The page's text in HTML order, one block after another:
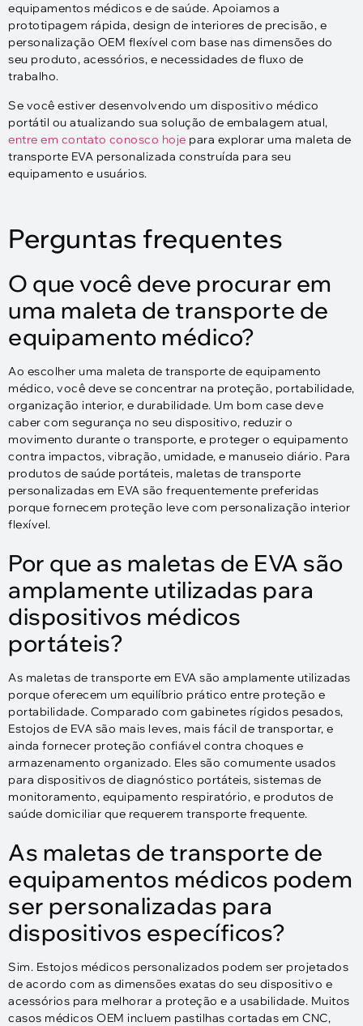
equipamentos médicos e de saúde. Apoiamos a
prototipagem rápida, design de interiores de precisão, e
personalização OEM flexível com base nas dimensões do
seu produto, acessórios, e necessidades de fluxo de
trabalho.
Se você estiver desenvolvendo um dispositivo médico
portátil ou atualizando sua solução de embalagem atual,
entre em contato conosco hoje para explorar uma maleta de
transporte EVA personalizada construída para seu
equipamento e usuários.
Perguntas frequentes
O que você deve procurar em
uma maleta de transporte de
equipamento médico?
Ao escolher uma maleta de transporte de equipamento
médico, você deve se concentrar na proteção, portabilidade,
organização interior, e durabilidade. Um bom case deve
caber com segurança no seu dispositivo, reduzir o
movimento durante o transporte, e proteger o equipamento
contra impactos, vibração, umidade, e manuseio diário. Para
produtos de saúde portáteis, maletas de transporte
personalizadas em EVA são frequentemente preferidas
porque fornecem proteção leve com personalização interior
flexível.
Por que as maletas de EVA são
amplamente utilizadas para
dispositivos médicos
portáteis?
As maletas de transporte em EVA são amplamente utilizadas
porque oferecem um equilíbrio prático entre proteção e
portabilidade. Comparado com gabinetes rígidos pesados,
Estojos de EVA são mais leves, mais fácil de transportar, e
ainda fornecer proteção confiável contra choques e
armazenamento organizado. Eles são comumente usados ​​
para dispositivos de diagnóstico portáteis, sistemas de
monitoramento, equipamento respiratório, e produtos de
saúde domiciliar que requerem transporte frequente.
As maletas de transporte de
equipamentos médicos podem
ser personalizadas para
dispositivos específicos?
Sim. Estojos médicos personalizados podem ser projetados
de acordo com as dimensões exatas do seu dispositivo e
acessórios para melhorar a proteção e a usabilidade. Muitos
casos médicos OEM incluem pastilhas cortadas em CNC,